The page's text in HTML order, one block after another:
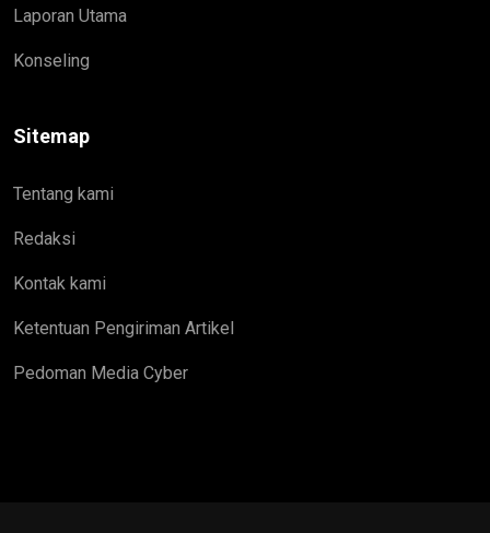
Laporan Utama
Konseling
Sitemap
Tentang kami
Redaksi
Kontak kami
Ketentuan Pengiriman Artikel
Pedoman Media Cyber